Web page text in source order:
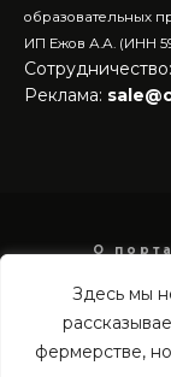
Здесь мы
фермерстве,
образовательных
ИП Ежов А.А. (ИНН
Сотрудничество:
Реклама:
О
в